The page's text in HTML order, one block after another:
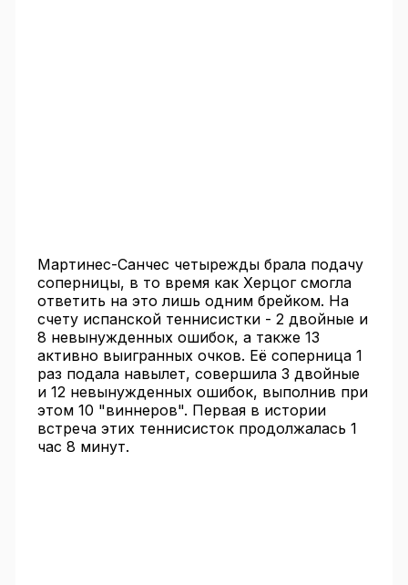
Мартинес-Санчес четырежды брала подачу
соперницы, в то время как Херцог смогла
ответить на это лишь одним брейком. На
счету испанской теннисистки - 2 двойные и
8 невынужденных ошибок, а также 13
активно выигранных очков. Её соперница 1
раз подала навылет, совершила 3 двойные
и 12 невынужденных ошибок, выполнив при
этом 10 "виннеров". Первая в истории
встреча этих теннисисток продолжалась 1
час 8 минут.